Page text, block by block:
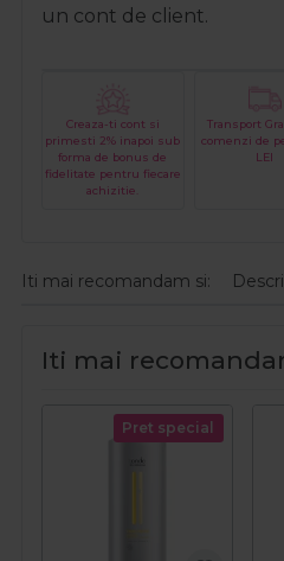
un cont de client.
Creaza-ti cont si
primesti 2% inapoi sub
forma de bonus de
fidelitate pentru fiecare
achizitie.
Transport
comenzi de
LEI
Iti mai recomandam si:
Iti mai
Pret special